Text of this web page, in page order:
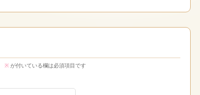
※ が付いている欄は必須項目です